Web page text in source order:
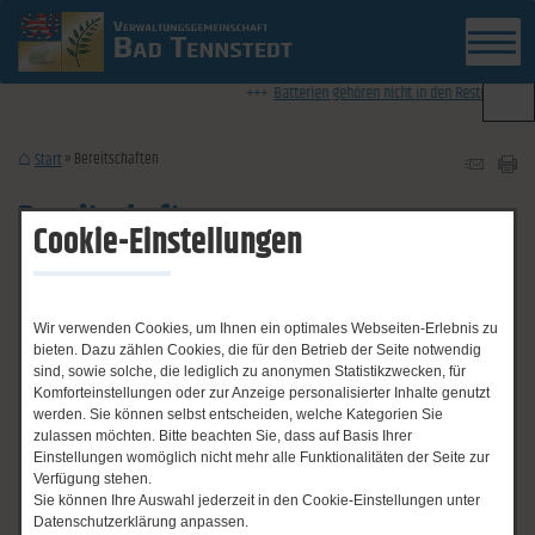
Cookie-Einstellungen
Wir verwenden Cookies, um Ihnen ein optimales Webseiten-Erlebnis zu
bieten. Dazu zählen Cookies, die für den Betrieb der Seite notwendig
sind, sowie solche, die lediglich zu anonymen Statistikzwecken, für
Komforteinstellungen oder zur Anzeige personalisierter Inhalte genutzt
werden. Sie können selbst entscheiden, welche Kategorien Sie
zulassen möchten. Bitte beachten Sie, dass auf Basis Ihrer
Einstellungen womöglich nicht mehr alle Funktionalitäten der Seite zur
Verfügung stehen.
Sie können Ihre Auswahl jederzeit in den Cookie-Einstellungen unter
Datenschutzerklärung anpassen.
News-Ticker
Batterien gehören nicht in den Restmüll -
Start Bereitschaften
Bereitschaften
Not- und Bereitschaftsdienste
Notrufe:
Polizei: 110
Feuer/ Rettungsdienst: 112